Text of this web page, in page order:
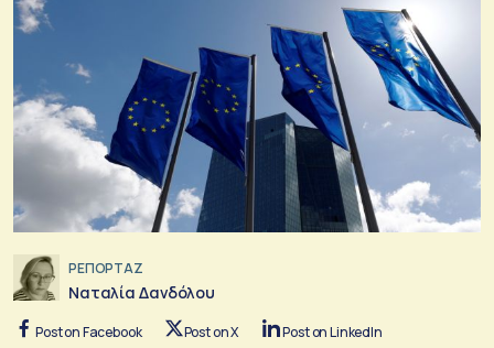
ΡΕΠΟΡΤΑΖ
Ναταλία Δανδόλου
Post on Facebook Post on X Post on LinkedIn